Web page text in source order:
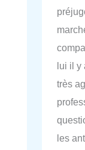
lui il y
très
les